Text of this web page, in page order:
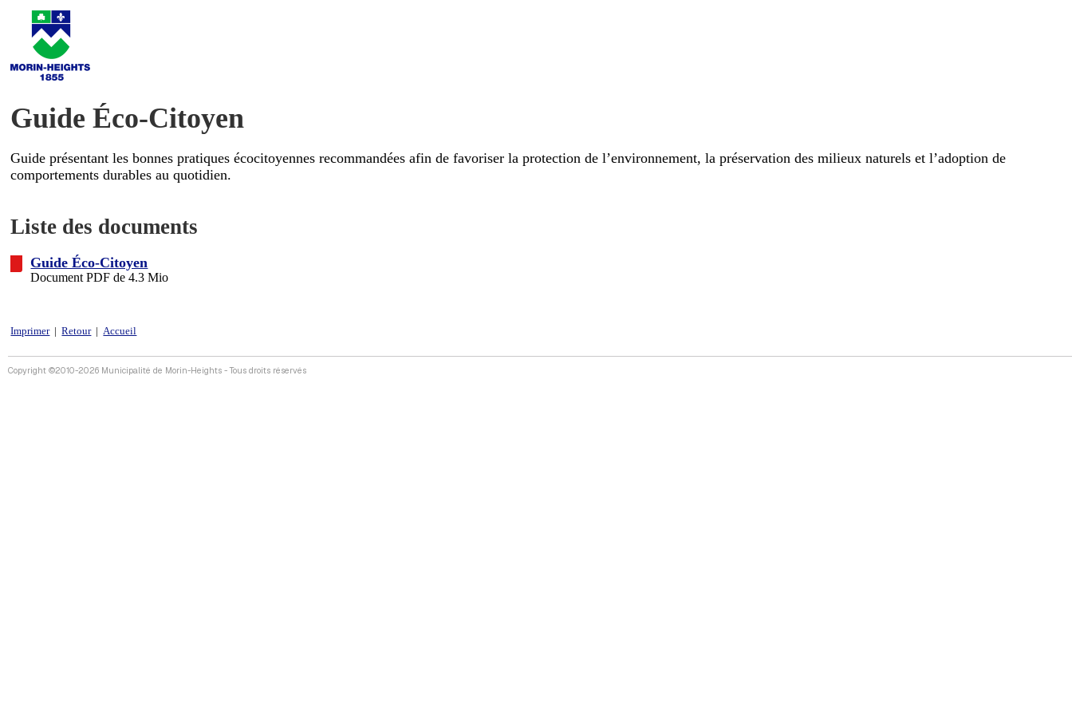
Guide Éco-Citoyen
Guide présentant les bonnes pratiques écocitoyennes recommandées afin de favoriser la protection de l’environnement, la préservation des milieux naturels et l’adoption de
comportements durables au quotidien.
Liste des documents
Guide Éco-Citoyen
Document PDF de 4.3 Mio
Imprimer|Retour|Accueil
Copyright ©2010-2026 Municipalité de Morin-Heights - Tous droits réservés